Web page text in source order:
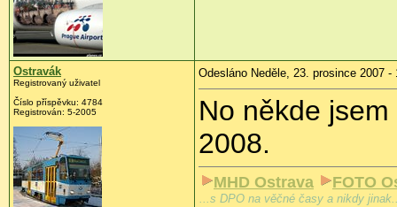
Ostravák
Registrovaný uživatel
Číslo příspěvku: 4784
Registrován: 5-2005
Odesláno Neděle, 23. prosince 2007 -
No někde
2008.
MHD Ostrava FOTO
...s DPO na věčné časy a nikdy